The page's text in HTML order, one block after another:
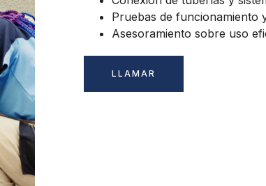
Pruebas de funcionamiento
Asesoramiento sobre uso
LLAMAR